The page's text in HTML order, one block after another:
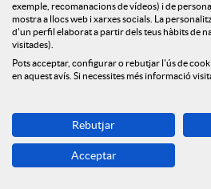
o
m
p
Notícies
Caixa Enginyers segueix
Reus
exemple, recomanacions de vídeos) i de
mostra a llocs web i xarxes socials. La
d'un perfil elaborat a partir dels teus hàbits de
visitades).
Pots acceptar, configurar o rebutjar l'ús de
en aquest avís. Si necessites més informació
Rebutjar
Acceptar